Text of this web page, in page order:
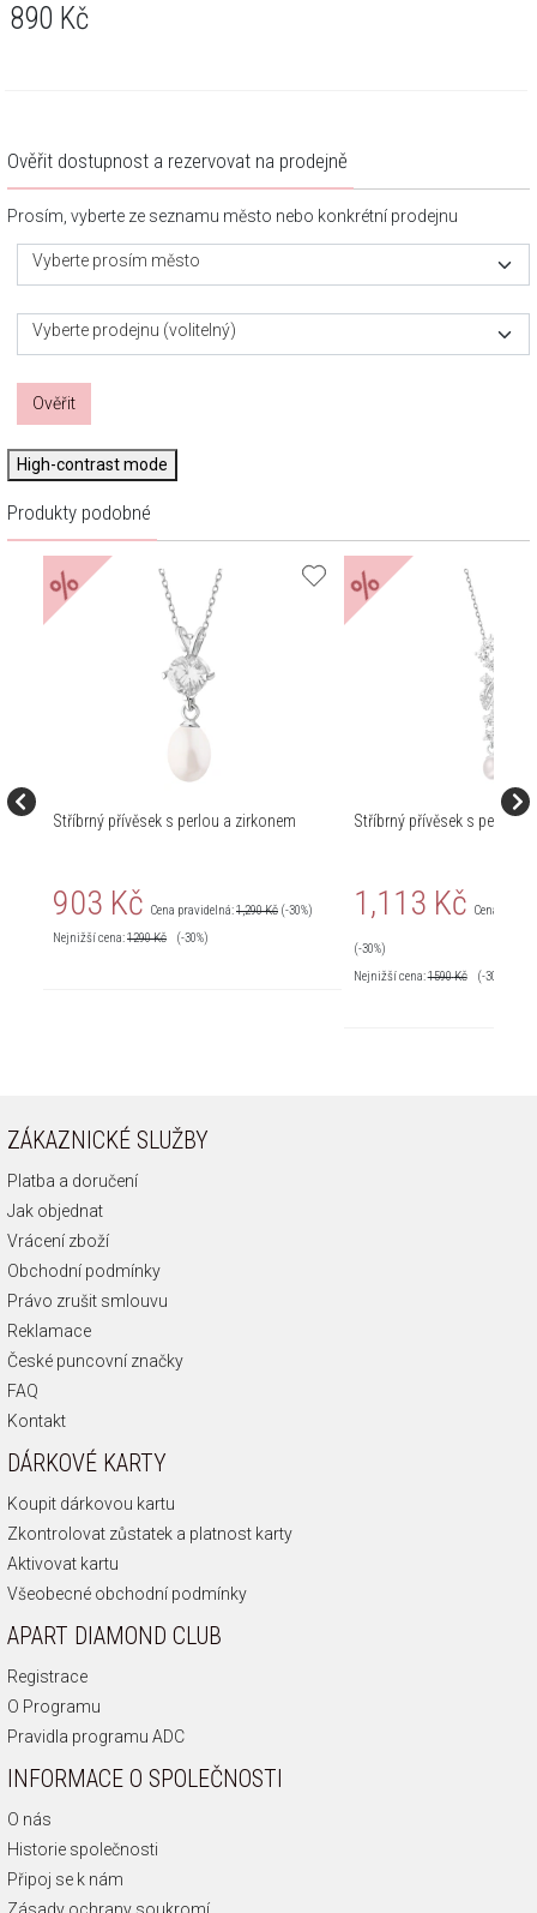
890 Kč
Ověřit dostupnost a rezervovat na prodejně
Prosím, vyberte ze seznamu město nebo konkrétní prodejnu
Vyberte prosím město
Vyberte prodejnu (volitelný)
Ověřit
High-contrast mode
Produkty podobné
%
Stříbrný přívěsek s perlou a zirkonem
903 Kč Cena pravidelná:1,290 Kč (-30%)
Nejnižší cena:1290Kč (-30%)
%
Stříbrný přívěsek s perlou
1,113 Kč Cena
(-30%)
Nejnižší cena:1590Kč (-30%)
ZÁKAZNICKÉ SLUŽBY
Platba a doručení
Jak objednat
Vrácení zboží
Obchodní podmínky
Právo zrušit smlouvu
Reklamace
České puncovní značky
FAQ
Kontakt
DÁRKOVÉ KARTY
Koupit dárkovou kartu
Zkontrolovat zůstatek a platnost karty
Aktivovat kartu
Všeobecné obchodní podmínky
APART DIAMOND CLUB
Registrace
O Programu
Pravidla programu ADC
INFORMACE O SPOLEČNOSTI
O nás
Historie společnosti
Připoj se k nám
Zásady ochrany soukromí